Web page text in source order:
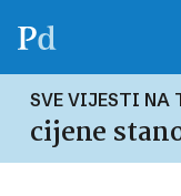
SVE VIJESTI NA
cijene